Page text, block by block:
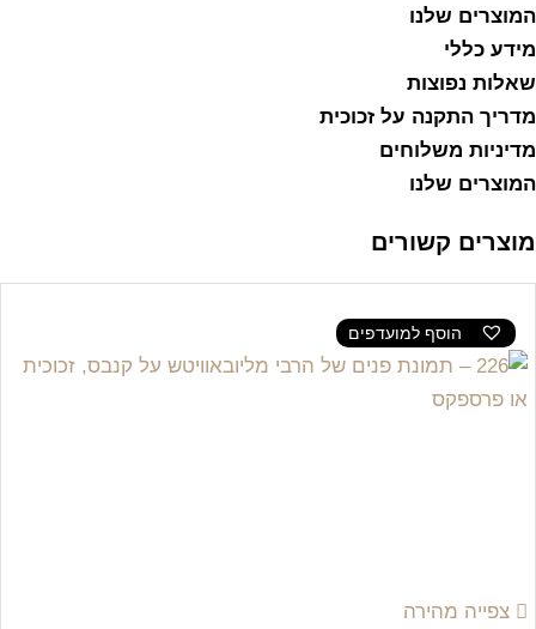
המוצרים שלנו
מידע כללי
שאלות נפוצות
מדריך התקנה על זכוכית
מדיניות משלוחים
המוצרים שלנו
מוצרים קשורים
הוסף למועדפים
צפייה מהירה